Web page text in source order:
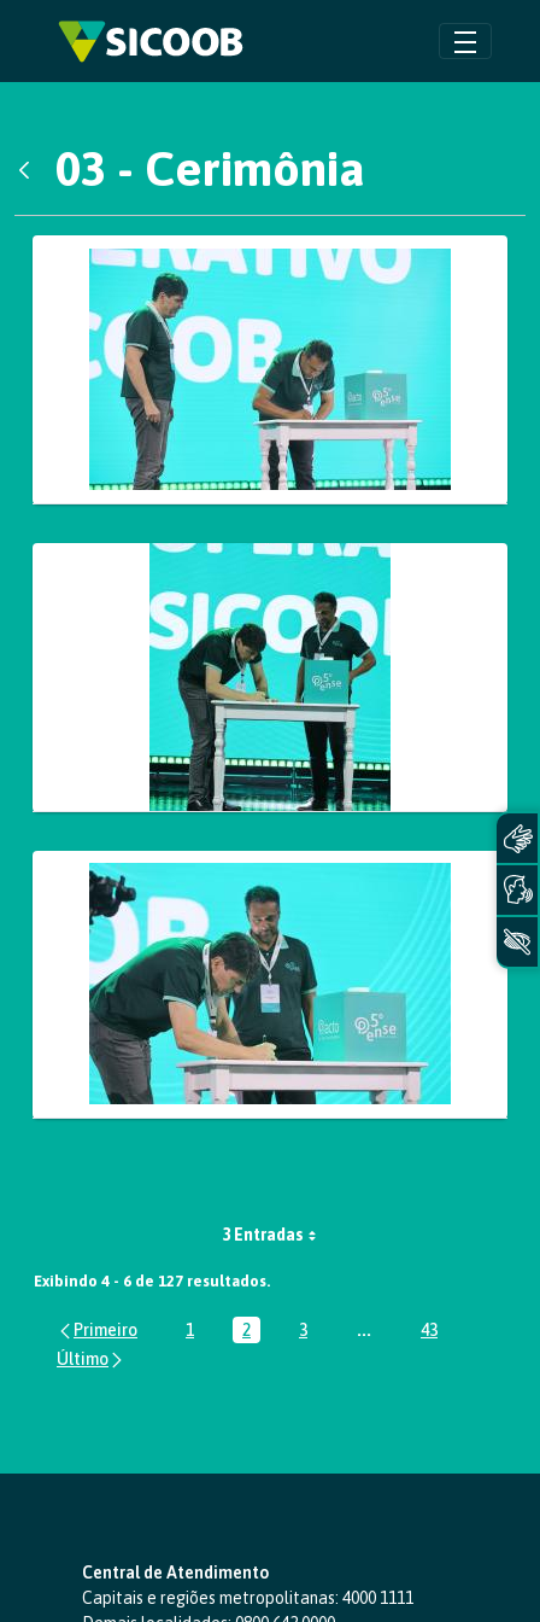
Pular para o Conteúdo principal
03 - Cerimônia
Galeria de Mídias
3 Entradas
Exibindo 4 - 6 de 127 resultados.
Página
1 Página
2 Página
3 ...PáginasPágina
43
Central de Atendimento
Capitais e regiões metropolitanas: 4000 1111